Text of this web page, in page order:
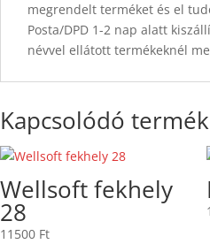
megrendelt terméket és el
Posta/DPD 1-2 nap alatt
névvel ellátott termékeknél
Kapcsolódó
Wellsoft fekhely
28
11500 Ft